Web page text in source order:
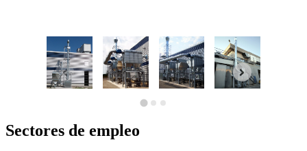
Sectores de empleo